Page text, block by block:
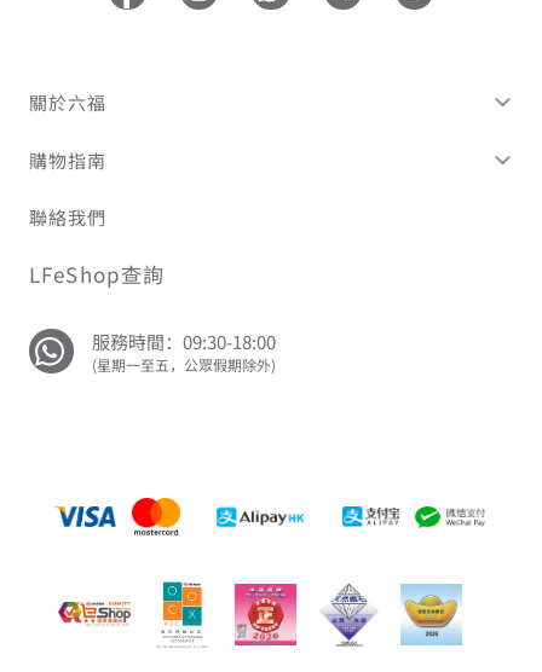
關於六福
購物指南
聯絡我們
LFeShop查詢
服務時間：09:30-18:00
(星期一至五，公眾假期除外)